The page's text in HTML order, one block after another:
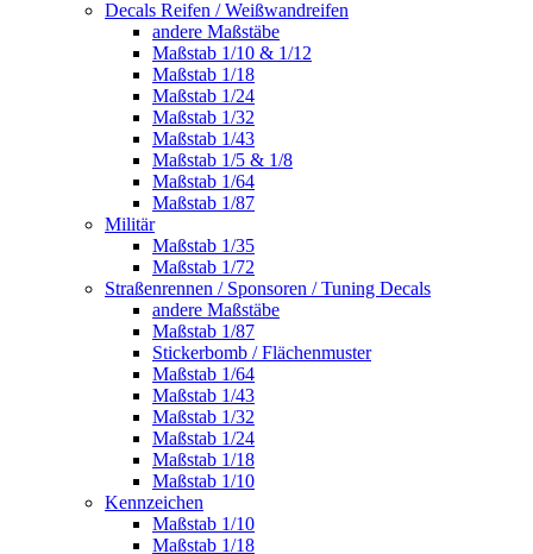
Decals Reifen / Weißwandreifen
andere Maßstäbe
Maßstab 1/10 & 1/12
Maßstab 1/18
Maßstab 1/24
Maßstab 1/32
Maßstab 1/43
Maßstab 1/5 & 1/8
Maßstab 1/64
Maßstab 1/87
Militär
Maßstab 1/35
Maßstab 1/72
Straßenrennen / Sponsoren / Tuning Decals
andere Maßstäbe
Maßstab 1/87
Stickerbomb / Flächenmuster
Maßstab 1/64
Maßstab 1/43
Maßstab 1/32
Maßstab 1/24
Maßstab 1/18
Maßstab 1/10
Kennzeichen
Maßstab 1/10
Maßstab 1/18